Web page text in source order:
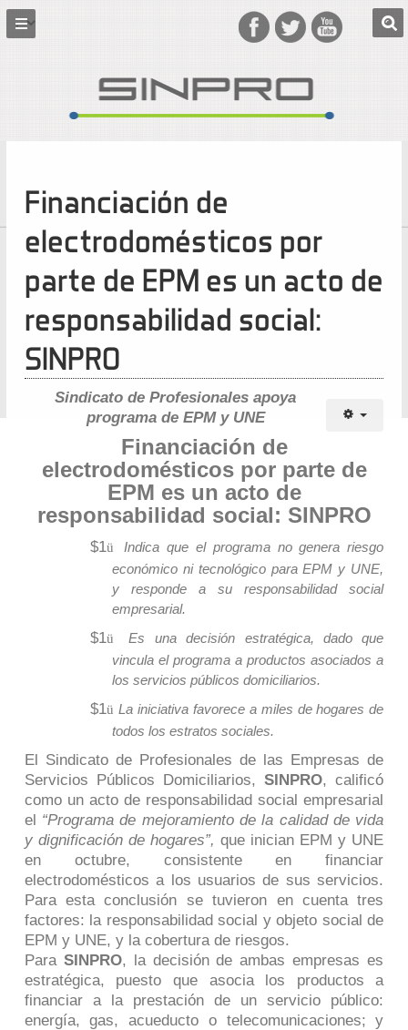
Financiación de
electrodomésticos por
parte de EPM es un acto de
responsabilidad social:
SINPRO
Sindicato de Profesionales apoya
programa de EPM y UNE
Financiación de
electrodomésticos por parte de
EPM es un acto de
responsabilidad social: SINPRO
$1ü
Indica que el programa no genera riesgo
económico ni tecnológico para EPM y UNE,
y responde a su responsabilidad social
empresarial.
$1ü
Es una decisión estratégica, dado que
vincula el programa a productos asociados a
los servicios públicos domiciliarios.
$1ü La iniciativa favorece a miles de hogares de
todos los estratos sociales.
El Sindicato de Profesionales de las Empresas de
Servicios Públicos Domiciliarios,SINPRO, calificó
como un acto de responsabilidad social empresarial
el “Programa de mejoramiento de la calidad de vida
y dignificación de hogares”, que inician EPM y UNE
en octubre, consistente en financiar
electrodomésticos a los usuarios de sus servicios.
Para esta conclusión se tuvieron en cuenta tres
factores: la responsabilidad social y objeto social de
EPM y UNE, y la cobertura de riesgos.
Para SINPRO, la decisión de ambas empresas es
estratégica, puesto que asocia los productos a
financiar a la prestación de un servicio público:
energía, gas, acueducto o telecomunicaciones; y